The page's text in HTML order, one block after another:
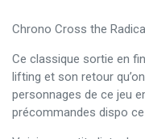
Chrono Cross the
Ce classique sortie en
lifting et son retour
personnages de ce jeu
précommandes dispo ce